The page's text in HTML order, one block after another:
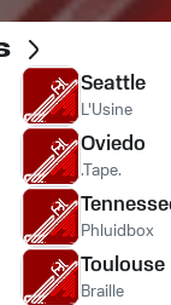
Seattle
L'Usine
Oviedo
.Tape.
Phluidbox
Toulouse
Braille